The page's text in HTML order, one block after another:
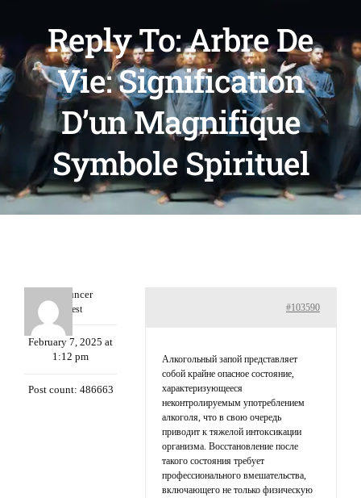
Reply To: Arbre De
Vie: Signification
D’un Magnifique
Symbole Spirituel
Robertuncer
Guest
February 7, 2025 at
1:12 pm
Post count: 486663
#103590
Алкогольный запой представляет
собой крайне опасное состояние,
характеризующееся
неконтролируемым употреблением
алкоголя, что в свою очередь
приводит к тяжелой интоксикации
организма. Восстановление после
такого состояния требует
профессионального вмешательства,
включающего не только физическую